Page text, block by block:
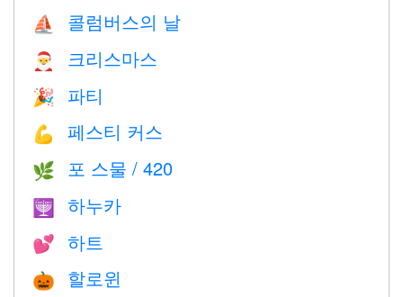
⛵️ 콜럼버스의 날
🎅 크리스마스
🎉 파티
💪 페스티 커스
🌿 포 스물 / 420
🕎 하누카
💕 하트
🎃 할로윈